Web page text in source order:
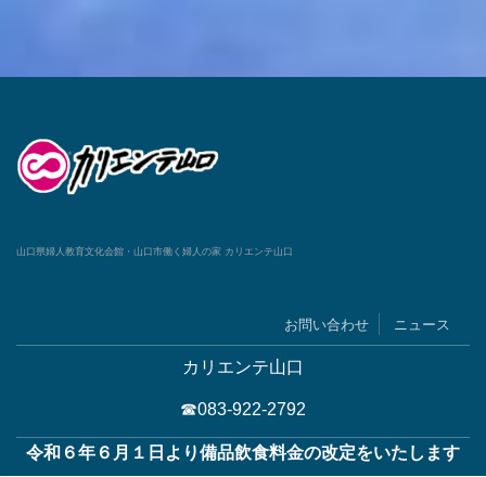
山口県婦人教育文化会館・山口市働く婦人の家 カリエンテ山口
お問い合わせ ニュース
カリエンテ山口
☎083-922-2792
令和６年６月１日より備品飲食料金の改定をいたします